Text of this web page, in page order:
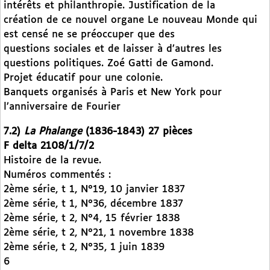
intérêts et philanthropie. Justification de la
création de ce nouvel organe Le nouveau Monde qui
est censé ne se préoccuper que des
questions sociales et de laisser à d’autres les
questions politiques. Zoé Gatti de Gamond.
Projet éducatif pour une colonie.
Banquets organisés à Paris et New York pour
l’anniversaire de Fourier
7.2) La Phalange (1836-1843) 27 pièces
F delta 2108/1/7/2
Histoire de la revue.
Numéros commentés :
2ème série, t 1, N°19, 10 janvier 1837
2ème série, t 1, N°36, décembre 1837
2ème série, t 2, N°4, 15 février 1838
2ème série, t 2, N°21, 1 novembre 1838
2ème série, t 2, N°35, 1 juin 1839
6